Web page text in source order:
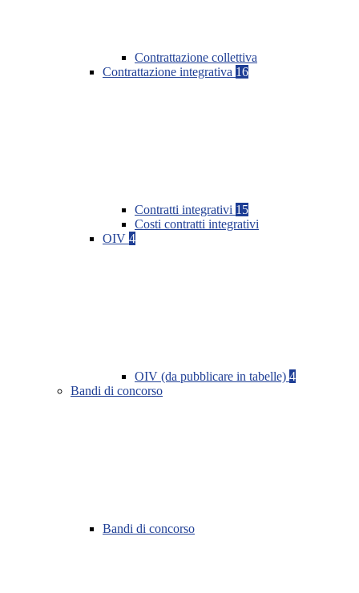
Contrattazione collettiva
Contrattazione integrativa 16
Contratti integrativi 15
Costi contratti integrativi
OIV 4
OIV (da pubblicare in tabelle) 4
Bandi di concorso
Bandi di concorso